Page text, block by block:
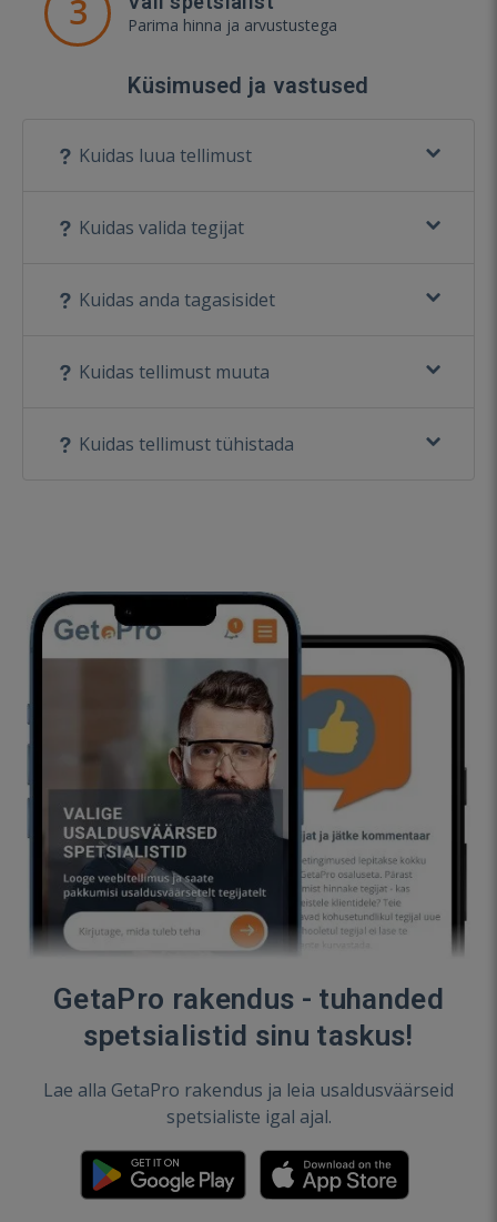
3 Parima hinna ja arvustustega
Küsimused ja vastused
Kuidas luua tellimust
Kuidas valida tegijat
Kuidas anda tagasisidet
Kuidas tellimust muuta
Kuidas tellimust tühistada
GetaPro rakendus - tuhanded
spetsialistid sinu taskus!
Lae alla GetaPro rakendus ja leia usaldusväärseid
spetsialiste igal ajal.